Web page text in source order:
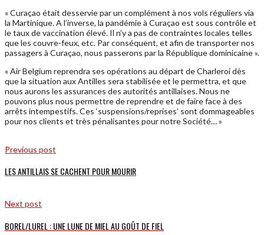
« Curaçao était desservie par un complément à nos vols réguliers via
la Martinique. A l’inverse, la pandémie à Curaçao est sous contrôle et
le taux de vaccination élevé. Il n’y a pas de contraintes locales telles
que les couvre-feux, etc. Par conséquent, et afin de transporter nos
passagers à Curaçao, nous passerons par la République dominicaine ».
« Air Belgium reprendra ses opérations au départ de Charleroi dès
que la situation aux Antilles sera stabilisée et le permettra, et que
nous aurons les assurances des autorités antillaises. Nous ne
pouvons plus nous permettre de reprendre et de faire face à des
arrêts intempestifs. Ces ‘suspensions/reprises’ sont dommageables
pour nos clients et très pénalisantes pour notre Société… »
Previous post
LES ANTILLAIS SE CACHENT POUR MOURIR
Next post
BOREL/LUREL : UNE LUNE DE MIEL AU GOÛT DE FIEL